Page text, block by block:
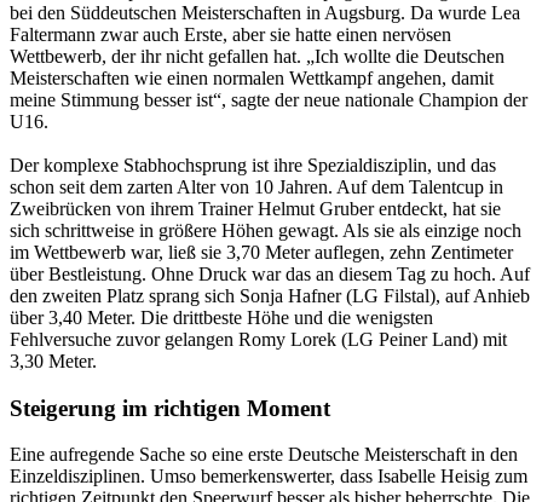
bei den Süddeutschen Meisterschaften in Augsburg. Da wurde Lea
Faltermann zwar auch Erste, aber sie hatte einen nervösen
Wettbewerb, der ihr nicht gefallen hat. „Ich wollte die Deutschen
Meisterschaften wie einen normalen Wettkampf angehen, damit
meine Stimmung besser ist“, sagte der neue nationale Champion der
U16.
Der komplexe Stabhochsprung ist ihre Spezialdisziplin, und das
schon seit dem zarten Alter von 10 Jahren. Auf dem Talentcup in
Zweibrücken von ihrem Trainer Helmut Gruber entdeckt, hat sie
sich schrittweise in größere Höhen gewagt. Als sie als einzige noch
im Wettbewerb war, ließ sie 3,70 Meter auflegen, zehn Zentimeter
über Bestleistung. Ohne Druck war das an diesem Tag zu hoch. Auf
den zweiten Platz sprang sich Sonja Hafner (LG Filstal), auf Anhieb
über 3,40 Meter. Die drittbeste Höhe und die wenigsten
Fehlversuche zuvor gelangen Romy Lorek (LG Peiner Land) mit
3,30 Meter.
Steigerung im richtigen Moment
Eine aufregende Sache so eine erste Deutsche Meisterschaft in den
Einzeldisziplinen. Umso bemerkenswerter, dass Isabelle Heisig zum